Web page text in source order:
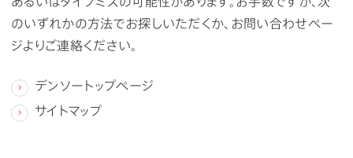
のいずれかの方法でお探しいただくか、お問い合わせペー
ジよりご連絡ください。
デンソートップページ
サイトマップ